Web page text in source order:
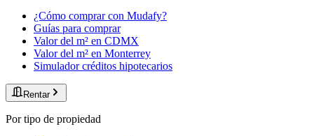
¿Cómo comprar con Mudafy?
Guías para comprar
Valor del m² en CDMX
Valor del m² en Monterrey
Simulador créditos hipotecarios
Rentar
Por tipo de propiedad